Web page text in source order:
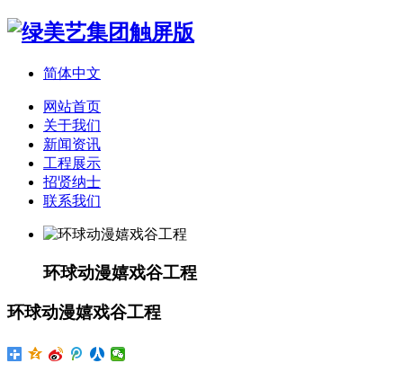
简体中文
网站首页
关于我们
新闻资讯
工程展示
招贤纳士
联系我们
环球动漫嬉戏谷工程
环球动漫嬉戏谷工程